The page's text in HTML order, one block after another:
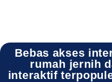
Bebas akses
rumah jernih
interaktif